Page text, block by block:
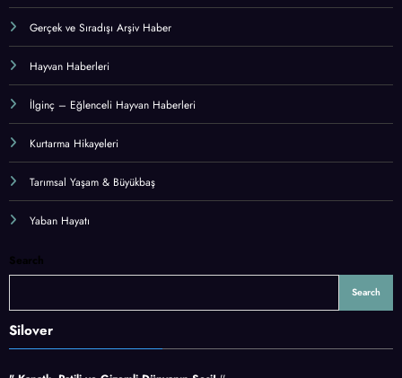
Gerçek ve Sıradışı Arşiv Haber
Hayvan Haberleri
İlginç – Eğlenceli Hayvan Haberleri
Kurtarma Hikayeleri
Tarımsal Yaşam & Büyükbaş
Yaban Hayatı
Search
Search
Silover